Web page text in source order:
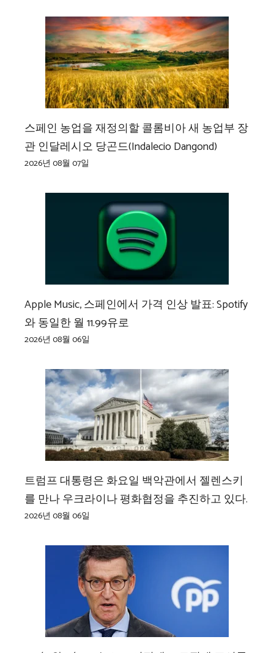
스페인 농업을 재정의할 콜롬비아 새 농업부 장
관 인달레시오 당곤드(Indalecio Dangond)
2026년 08월 07일
Apple Music, 스페인에서 가격 인상 발표: Spotify
와 동일한 월 11.99유로
2026년 08월 06일
트럼프 대통령은 화요일 백악관에서 젤렌스키
를 만나 우크라이나 평화협정을 추진하고 있다.
2026년 08월 06일